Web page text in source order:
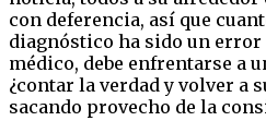
con deferencia, así que
diagnóstico ha sido un
médico, debe enfrentarse a
¿contar la verdad y volver a
sacando provecho de la